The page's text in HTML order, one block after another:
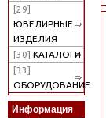
[29]
ЮВЕЛИРНЫЕ
ИЗДЕЛИЯ
[30] КАТАЛОГИ
[33]
ОБОРУДОВАНИЕ
Информация